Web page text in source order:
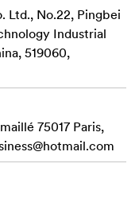
Ltd., No.22, Pingbei
Industrial
519060,
75017 Paris,